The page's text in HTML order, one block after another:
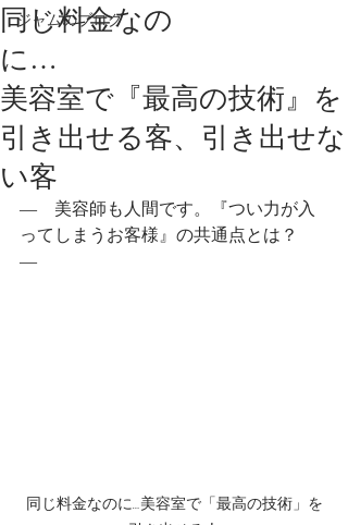
ジャムのブログ
同じ料金なの
に…
美容室で『最高の技術』を
引き出せる客、引き出せな
い客
―　美容師も人間です。『つい力が入
ってしまうお客様』の共通点とは？
―
同じ料金なのに…美容室で「最高の技術」を